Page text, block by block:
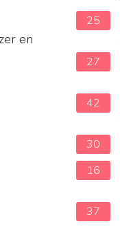
en
25
27
42
30
16
37